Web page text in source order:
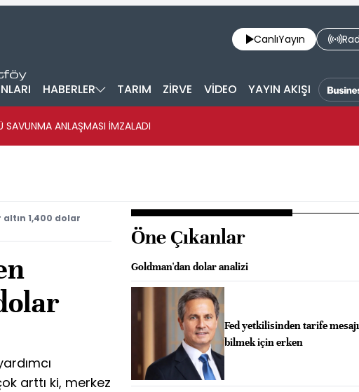
CanlıYayın
HABERLER TARIM ZİRVE VİDEO YAYIN AKIŞI
SAVUNMA ANLAŞMASI İMZALADI
1,400 dolar
arttı ki, merkez
Öne Çıkanlar
Goldman'dan dolar analizi
Fed yetkilisinden tarife
bilmek için erken